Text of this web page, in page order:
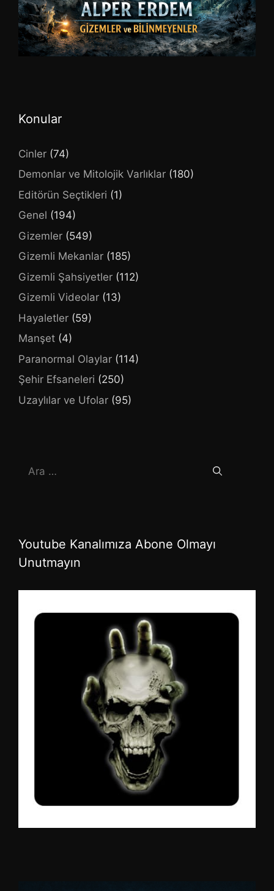
Konular
Cinler (74)
Demonlar ve Mitolojik Varlıklar (180)
Editörün Seçtikleri (1)
Genel (194)
Gizemler (549)
Gizemli Mekanlar (185)
Gizemli Şahsiyetler (112)
Gizemli Videolar (13)
Hayaletler (59)
Manşet (4)
Paranormal Olaylar (114)
Şehir Efsaneleri (250)
Uzaylılar ve Ufolar (95)
ara
Youtube Kanalımıza Abone Olmayı
Unutmayın